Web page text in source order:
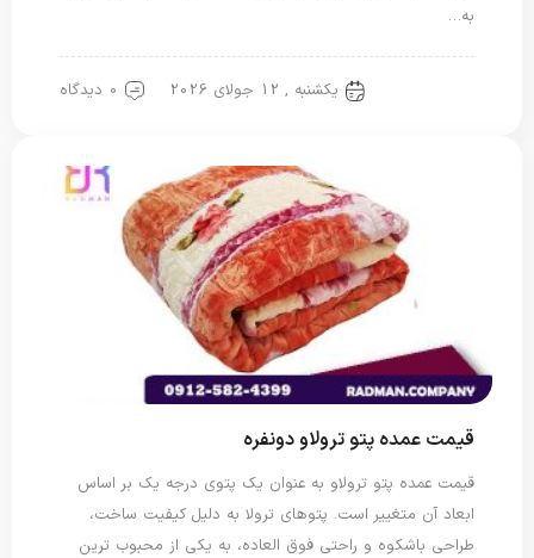
به…
یکشنبه , 12 جولای 2026 0 دیدگاه
قیمت عمده پتو ترولاو دونفره
قیمت عمده پتو ترولاو به عنوان یک پتوی درجه یک بر اساس
ابعاد آن متغییر است. پتوهای ترولا به دلیل کیفیت ساخت،
طراحی باشکوه و راحتی فوق العاده، به یکی از محبوب ترین